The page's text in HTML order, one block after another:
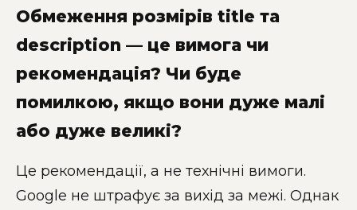
Обмеження розмірів title та
description — це вимога чи
рекомендація? Чи буде
помилкою, якщо вони дуже малі
або дуже великі?
Це рекомендації, а не технічні вимоги.
Google не штрафує за вихід за межі. Однак